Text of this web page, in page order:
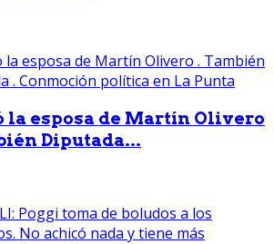
la esposa de Martín Olivero
Diputada...